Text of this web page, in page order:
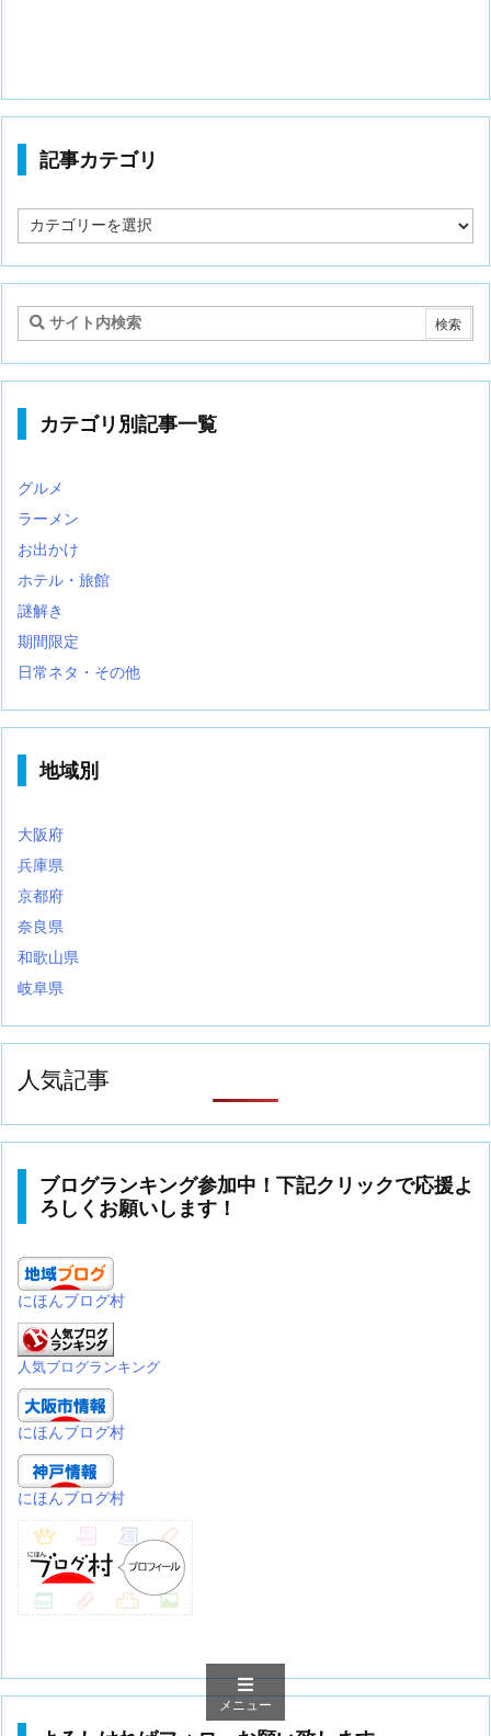
記事カテゴリ
事
テ
リ
カテゴリ別記事一覧
グルメ
ラーメン
お出かけ
ホテル・旅館
謎解き
期間限定
日常ネタ・その他
地域別
大阪府
兵庫県
京都府
奈良県
和歌山県
岐阜県
人気記事
ブログランキング参加中！下記クリックで応援よ
ろしくお願いします！
にほんブログ村
人気ブログランキング
にほんブログ村
にほんブログ村
メニュー